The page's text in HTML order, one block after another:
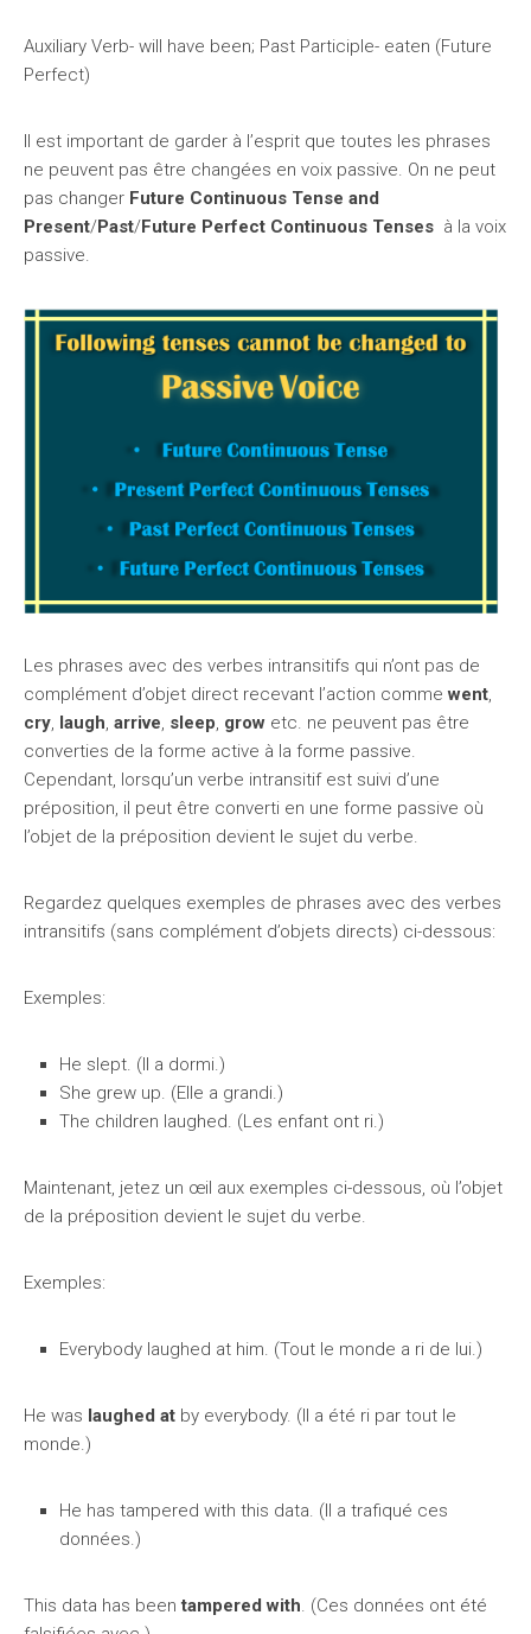
Auxiliary Verb- will have been; Past Participle- eaten (Future
Perfect)
Il est important de garder à l’esprit que toutes les phrases
ne peuvent pas être changées en voix passive. On ne peut
pas changer Future Continuous Tense and
Present/Past/Future Perfect Continuous Tenses à la voix
passive.
Les phrases avec des verbes intransitifs qui n’ont pas de
complément d’objet direct recevant l’action commewent,
cry, laugh, arrive, sleep, grow etc. ne peuvent pas être
converties de la forme active à la forme passive.
Cependant, lorsqu’un verbe intransitif est suivi d’une
préposition, il peut être converti en une forme passive où
l’objet de la préposition devient le sujet du verbe.
Regardez quelques exemples de phrases avec des verbes
intransitifs (sans complément d’objets directs) ci-dessous:
Exemples:
He slept. (Il a dormi.)
She grew up. (Elle a grandi.)
The children laughed. (Les enfant ont ri.)
Maintenant, jetez un œil aux exemples ci-dessous, où l’objet
de la préposition devient le sujet du verbe.
Exemples:
Everybody laughed at him. (Tout le monde a ri de lui.)
He was laughed at by everybody. (Il a été ri par tout le
monde.)
He has tampered with this data. (Il a trafiqué ces
données.)
This data has beentampered with. (Ces données ont été